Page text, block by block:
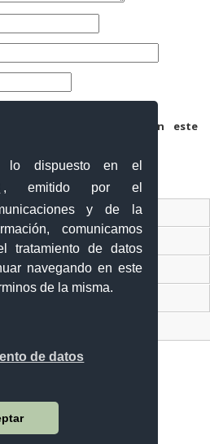
lo dispuesto en el
, emitido por el
y de la
comunicamos
tratamiento de datos
navegando en este
de la misma.
de datos
electrónico y web en este
Única Virtual
de Comercio Exterior
Abierto
y Aguirre
- Ecuador